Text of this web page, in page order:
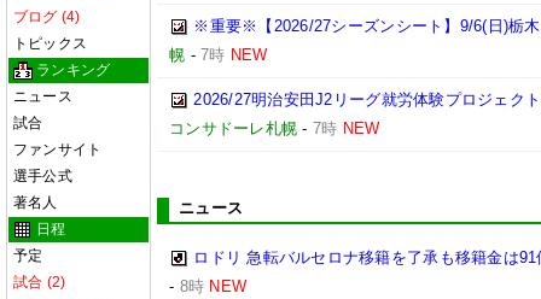
ブログ (4)
トピックス
ランキング
ニュース
試合
ファンサイト
選手公式
著名人
日程
予定
試合 (2)
※重要※【2026/27シーズンシート】9/6(日)栃
幌 -7時 NEW
2026/27明治安田J2リーグ就労体験プロジェク
コンサドーレ札幌 - 7時 NEW
ニュース
ロドリ 急転バルセロナ移籍を了承も移籍金は
- 8時 NEW